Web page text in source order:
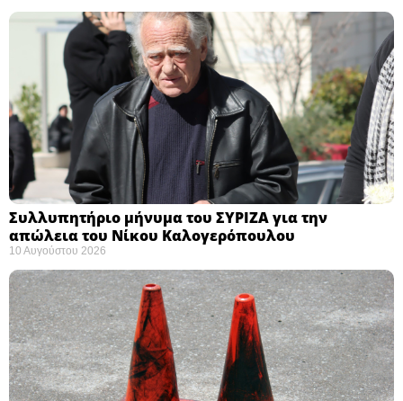
Συλλυπητήριο μήνυμα του ΣΥΡΙΖΑ για την
απώλεια του Νίκου Καλογερόπουλου ​
10 Αυγούστου 2026